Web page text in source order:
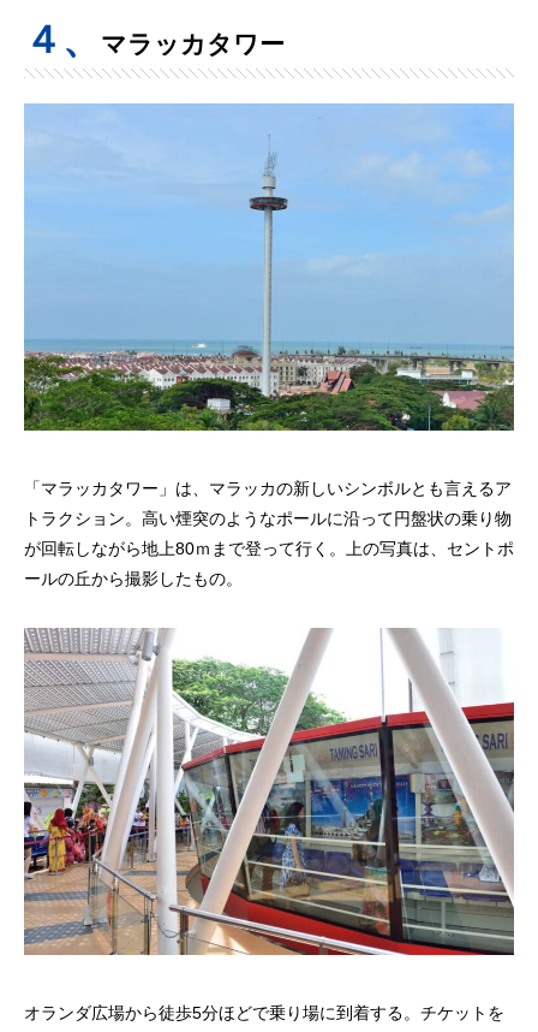
４、 マラッカタワー
「マラッカタワー」は、マラッカの新しいシンボルとも言えるア
トラクション。高い煙突のようなポールに沿って円盤状の乗り物
が回転しながら地上80ｍまで登って行く。上の写真は、セントポ
ールの丘から撮影したもの。
オランダ広場から徒歩5分ほどで乗り場に到着する。チケットを